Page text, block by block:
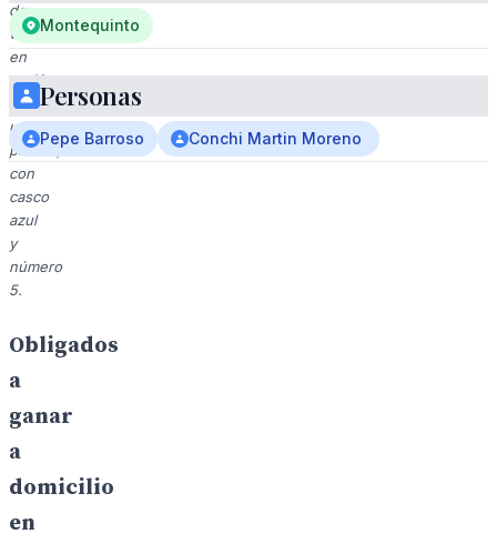
de
waterpolo
en
acción
en
una
piscina,
con
casco
azul
y
número
5.
Obligados
a
ganar
a
domicilio
en
Montequinto
Personas
Pepe Barroso Conchi Martin Moreno